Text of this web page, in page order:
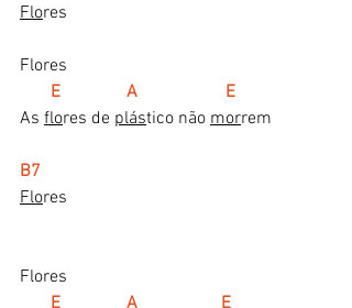
Flores
Flores
      E               A                    E
As flores de plástico não morrem
B7
Flores
Flores
      E               A                   E